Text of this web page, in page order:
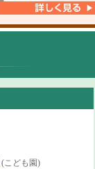
(こども園)